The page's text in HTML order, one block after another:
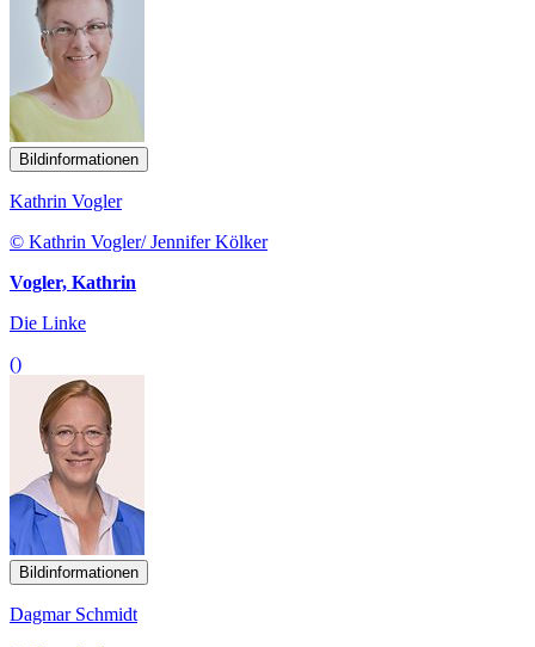
Bildinformationen
Kathrin Vogler
© Kathrin Vogler/ Jennifer Kölker
Vogler, Kathrin
Die Linke
()
Bildinformationen
Dagmar Schmidt